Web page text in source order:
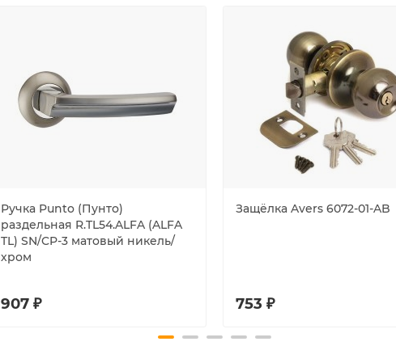
Ручка Punto (Пунто)
раздельная R.TL54.ALFA (ALFA
TL) SN/CP-3 матовый никель/
хром
907 ₽
Защёлка Avers 6072-01-AB
753 ₽